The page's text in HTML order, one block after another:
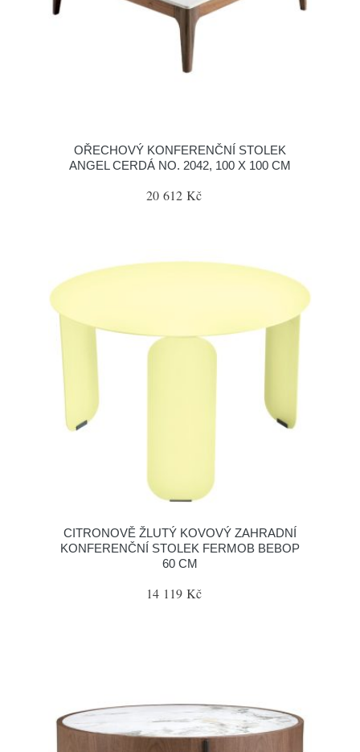
OŘECHOVÝ KONFERENČNÍ STOLEK
ANGEL CERDÁ NO. 2042, 100 X 100 CM
20 612 Kč
CITRONOVĚ ŽLUTÝ KOVOVÝ ZAHRADNÍ
KONFERENČNÍ STOLEK FERMOB BEBOP
60 CM
14 119 Kč